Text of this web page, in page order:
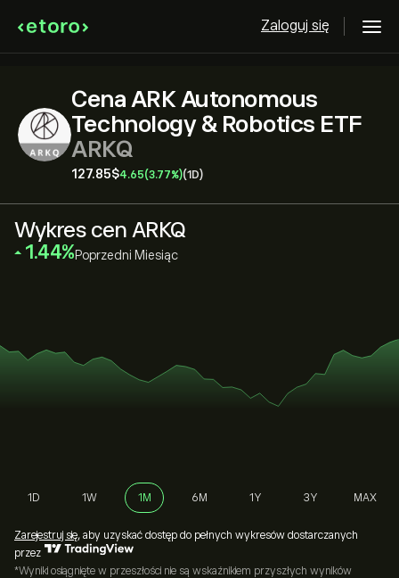
Zaloguj się
Cena ARK Autonomous
Technology & Robotics ETF
ARKQ
127.85‎$‎4.65(3.77%)(1D)
Wykres cen ARKQ
‎1.44‎ Poprzedni Miesiąc
1D 1W 1M 6M 1Y 3Y MAX
Zarejestruj się, aby uzyskać dostęp do pełnych wykresów dostarczanych
przez
*Wyniki osiągnięte w przeszłości nie są wskaźnikiem przyszłych wyników